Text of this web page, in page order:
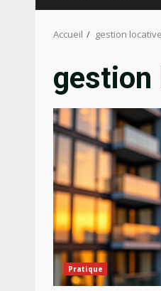
Accueil gestion locative
gestion
Pratique